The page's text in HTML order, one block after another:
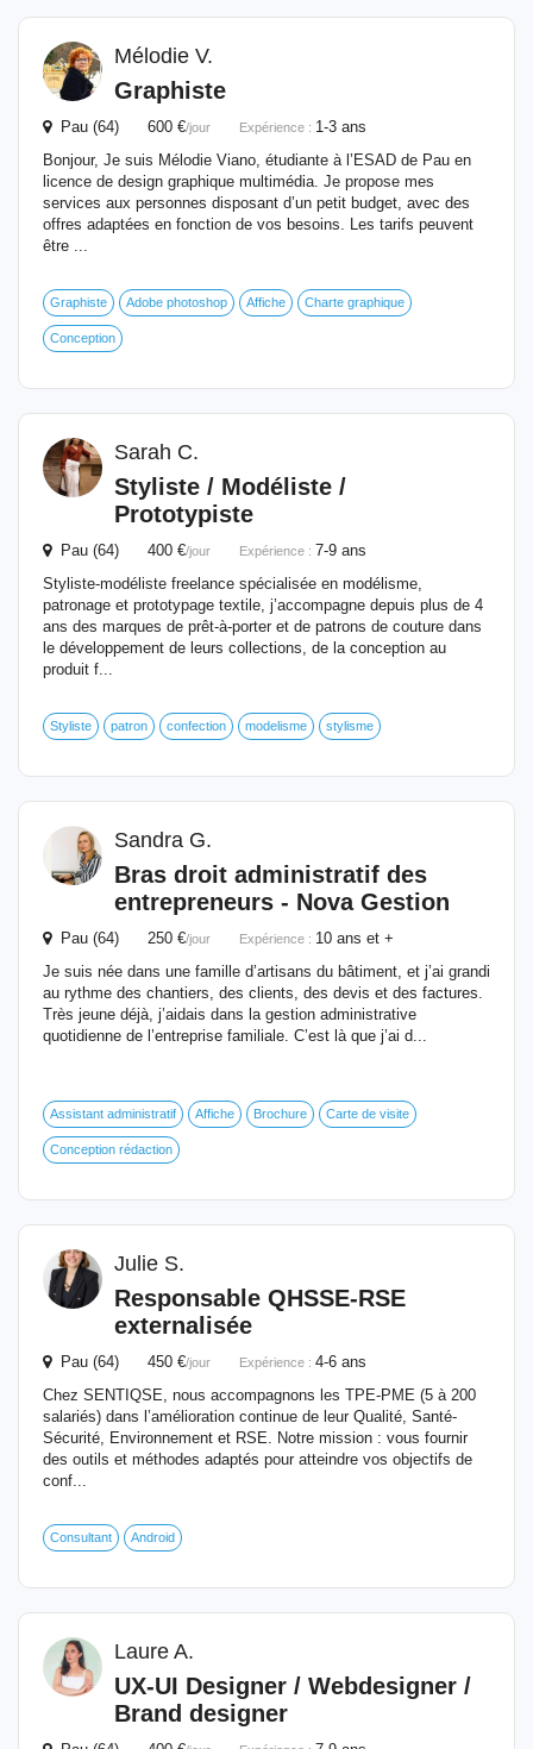
Mélodie V.
Graphiste
Pau (64) 600 €/jour Expérience : 1-3 ans
Bonjour, Je suis Mélodie Viano, étudiante à l’ESAD de Pau en
licence de design graphique multimédia. Je propose mes
services aux personnes disposant d’un petit budget, avec des
offres adaptées en fonction de vos besoins. Les tarifs peuvent
être ...
Graphiste Adobe photoshop Affiche Charte graphique
Conception
Sarah C.
Styliste / Modéliste /
Prototypiste
Pau (64) 400 €/jour Expérience : 7-9 ans
Styliste-modéliste freelance spécialisée en modélisme,
patronage et prototypage textile, j’accompagne depuis plus de 4
ans des marques de prêt-à-porter et de patrons de couture dans
le développement de leurs collections, de la conception au
produit f...
Styliste patron confection modelisme stylisme
Sandra G.
Bras droit administratif des
entrepreneurs - Nova Gestion
Pau (64) 250 €/jour Expérience : 10 ans et +
Je suis née dans une famille d’artisans du bâtiment, et j’ai grandi
au rythme des chantiers, des clients, des devis et des factures.
Très jeune déjà, j’aidais dans la gestion administrative
quotidienne de l’entreprise familiale. C’est là que j’ai d...
Assistant administratif Affiche Brochure Carte de visite
Conception rédaction
Julie S.
Responsable QHSSE-RSE
externalisée
Pau (64) 450 €/jour Expérience : 4-6 ans
Chez SENTIQSE, nous accompagnons les TPE-PME (5 à 200
salariés) dans l’amélioration continue de leur Qualité, Santé-
Sécurité, Environnement et RSE. Notre mission : vous fournir
des outils et méthodes adaptés pour atteindre vos objectifs de
conf...
Consultant Android
Laure A.
UX-UI Designer / Webdesigner /
Brand designer